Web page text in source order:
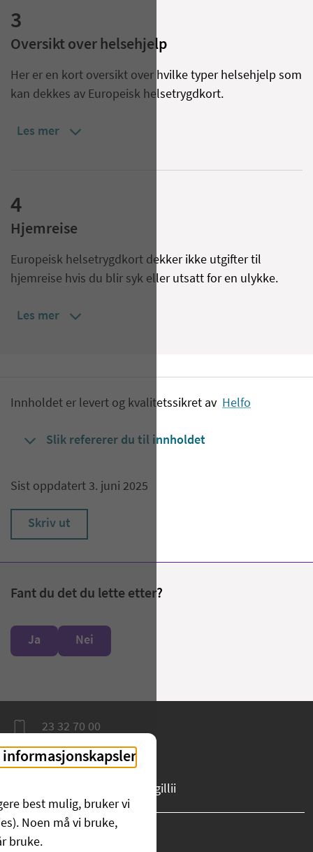
3
Oversikt over helsehjelp
Her er en kort oversikt over hvilke typer helsehjelp som
kan dekkes av Europeisk helsetrygdkort.
Les mer
4
Hjemreise
Europeisk helsetrygdkort dekker ikke utgifter til
hjemreise hvis du blir syk eller utsatt for en ulykke.
Les mer
Innholdet er levert og kvalitetssikret av Helfo
Slik refererer du til innholdet
Sist oppdatert 3. juni 2025
Skriv ut
Fant du det du lette etter?
Ja Nei